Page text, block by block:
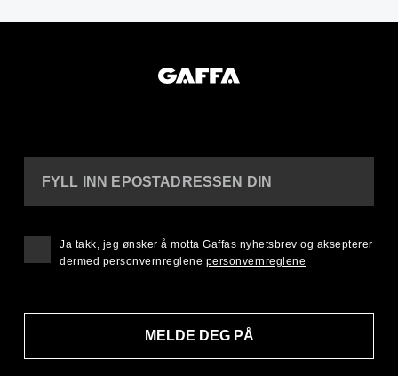
FYLL INN EPOSTADRESSEN DIN
MELDE DEG PÅ
Ja takk, jeg ønsker å motta Gaffas nyhetsbrev og aksepterer
dermed personvernreglene personvernreglene